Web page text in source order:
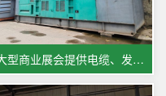
大型商业展会提供电缆、发电机出租